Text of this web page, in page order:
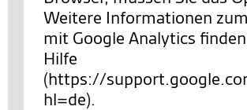
Weitere Informationen
mit Google Analytics
Hilfe
(https://
hl=de).